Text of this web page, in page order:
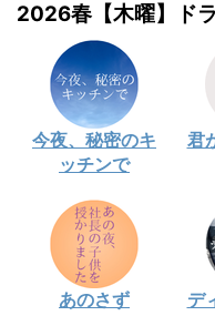
2026春【木曜】ド
今夜、秘密のキ
ッチンで
君
あのさず
デ